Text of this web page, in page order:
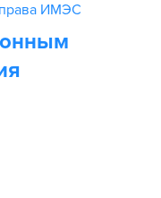
права ИМЭС